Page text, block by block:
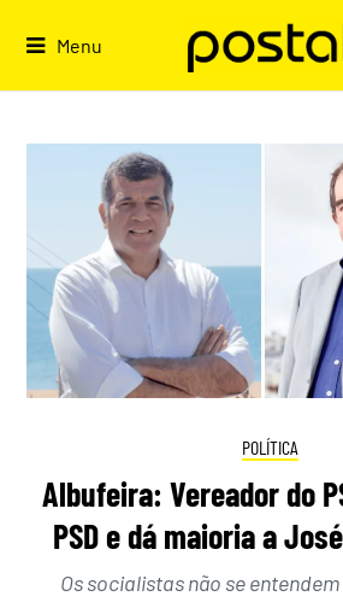
Menu
POLÍTICA
Albufeira: Vereador do
PSD e dá maioria a
Os socialistas não se